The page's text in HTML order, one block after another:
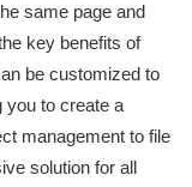
same page and
key benefits of
be customized to
you to create a
management to file
solution for all